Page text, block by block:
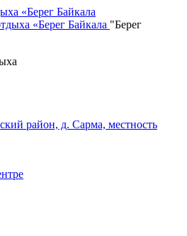
«Берег Байкала
"Берег
район, д. Сарма, местность